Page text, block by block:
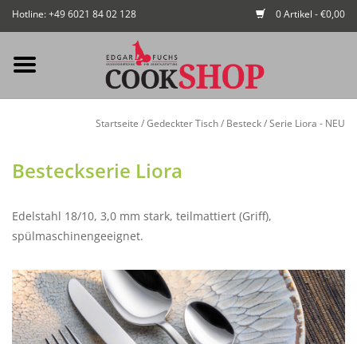
Hotline: +49 6021 84 02 128 0 Artikel - €0,00
Startseite
NEU
Buffet
Startseite /Gedeckter Tisch/ Besteck/Serie Liora - NEU
Besteckserie Liora
Edelstahl 18/10, 3,0 mm stark, teilmattiert (Griff),
spülmaschinengeeignet.